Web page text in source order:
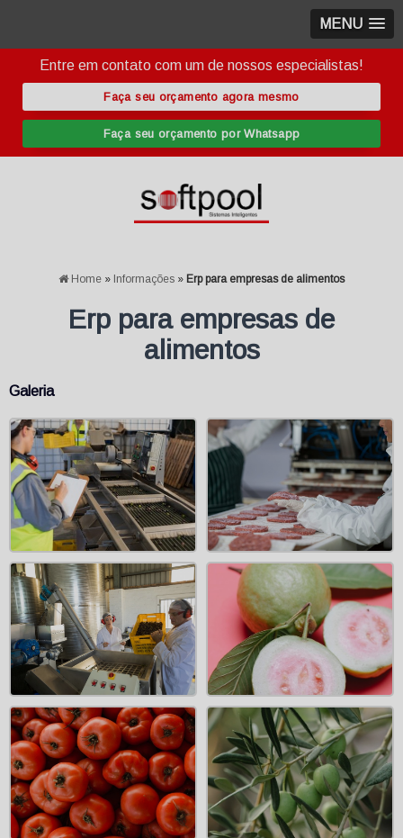
MENU
Entre em contato com um de nossos especialistas!
Faça seu orçamento agora mesmo
Faça seu orçamento por Whatsapp
Home » Informações » Erp para empresas de alimentos
Erp para empresas de
alimentos
Galeria